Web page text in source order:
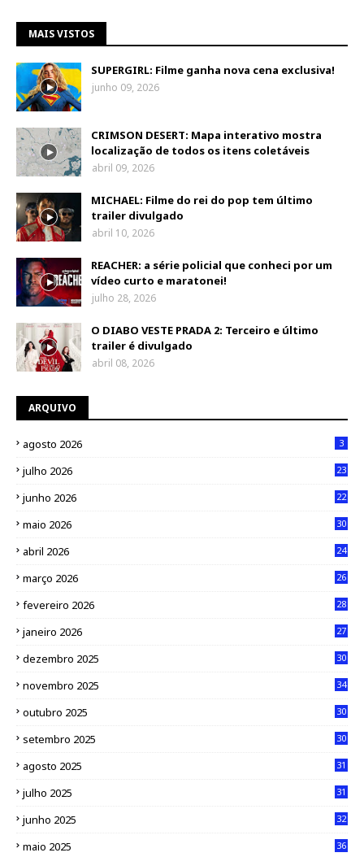
MAIS VISTOS
SUPERGIRL: Filme ganha nova cena exclusiva!
junho 09, 2026
CRIMSON DESERT: Mapa interativo mostra
localização de todos os itens coletáveis
abril 09, 2026
MICHAEL: Filme do rei do pop tem último
trailer divulgado
abril 10, 2026
REACHER: a série policial que conheci por um
vídeo curto e maratonei!
julho 28, 2026
O DIABO VESTE PRADA 2: Terceiro e último
trailer é divulgado
abril 08, 2026
ARQUIVO
agosto 2026 3
julho 2026 23
junho 2026 22
maio 2026 30
abril 2026 24
março 2026 26
fevereiro 2026 28
janeiro 2026 27
dezembro 2025 30
novembro 2025 34
outubro 2025 30
setembro 2025 30
agosto 2025 31
julho 2025 31
junho 2025 32
maio 2025 36